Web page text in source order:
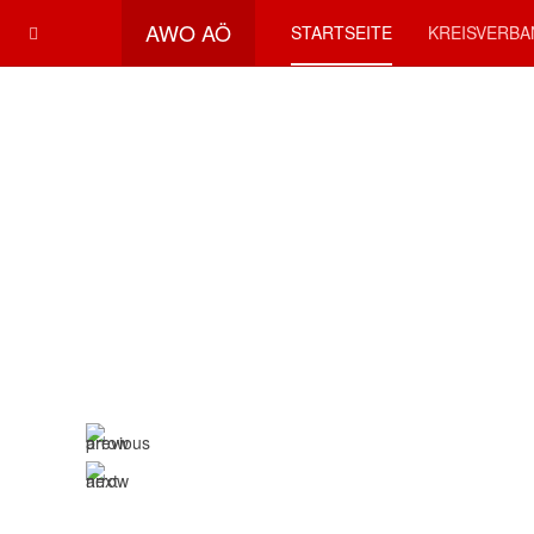
AWO AÖ STARTSEITE